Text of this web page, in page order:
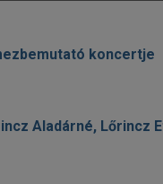
koncertje
Aladárné, Lőrincz